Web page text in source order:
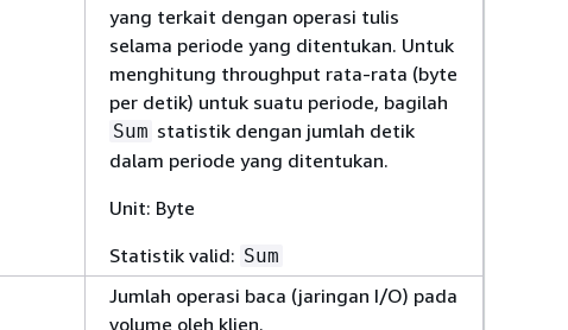
yang terkait dengan operasi tulis
selama periode yang ditentukan. Untuk
menghitung throughput rata-rata (byte
per detik) untuk suatu periode, bagilah
Sum statistik dengan jumlah detik
dalam periode yang ditentukan.
Unit: Byte
Statistik valid: Sum
Jumlah operasi baca (jaringan I/O) pada
volume oleh klien.